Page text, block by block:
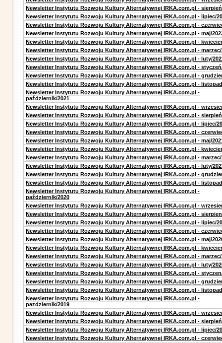
Newsletter Instytutu Rozwoju Kultury Alternatywnej IRKA.com.pl -
Newsletter Instytutu Rozwoju Kultury Alternatywnej IRKA.com.pl - lipiec/
Newsletter Instytutu Rozwoju Kultury Alternatywnej IRKA.com.pl -
Newsletter Instytutu Rozwoju Kultury Alternatywnej IRKA.com.pl - maj/
Newsletter Instytutu Rozwoju Kultury Alternatywnej IRKA.com.pl -
Newsletter Instytutu Rozwoju Kultury Alternatywnej IRKA.com.pl - marzec/
Newsletter Instytutu Rozwoju Kultury Alternatywnej IRKA.com.pl - luty/
Newsletter Instytutu Rozwoju Kultury Alternatywnej IRKA.com.pl -
Newsletter Instytutu Rozwoju Kultury Alternatywnej IRKA.com.pl -
Newsletter Instytutu Rozwoju Kultury Alternatywnej IRKA.com.pl -
Newsletter Instytutu Rozwoju Kultury Alternatywnej IRKA.com.pl -
październik/2021
Newsletter Instytutu Rozwoju Kultury Alternatywnej IRKA.com.pl -
Newsletter Instytutu Rozwoju Kultury Alternatywnej IRKA.com.pl -
Newsletter Instytutu Rozwoju Kultury Alternatywnej IRKA.com.pl - lipiec/
Newsletter Instytutu Rozwoju Kultury Alternatywnej IRKA.com.pl -
Newsletter Instytutu Rozwoju Kultury Alternatywnej IRKA.com.pl - maj/
Newsletter Instytutu Rozwoju Kultury Alternatywnej IRKA.com.pl -
Newsletter Instytutu Rozwoju Kultury Alternatywnej IRKA.com.pl - marzec/
Newsletter Instytutu Rozwoju Kultury Alternatywnej IRKA.com.pl - luty/
Newsletter Instytutu Rozwoju Kultury Alternatywnej IRKA.com.pl -
Newsletter Instytutu Rozwoju Kultury Alternatywnej IRKA.com.pl -
Newsletter Instytutu Rozwoju Kultury Alternatywnej IRKA.com.pl -
październik/2020
Newsletter Instytutu Rozwoju Kultury Alternatywnej IRKA.com.pl -
Newsletter Instytutu Rozwoju Kultury Alternatywnej IRKA.com.pl -
Newsletter Instytutu Rozwoju Kultury Alternatywnej IRKA.com.pl - lipiec/
Newsletter Instytutu Rozwoju Kultury Alternatywnej IRKA.com.pl -
Newsletter Instytutu Rozwoju Kultury Alternatywnej IRKA.com.pl - maj/
Newsletter Instytutu Rozwoju Kultury Alternatywnej IRKA.com.pl -
Newsletter Instytutu Rozwoju Kultury Alternatywnej IRKA.com.pl - marzec/
Newsletter Instytutu Rozwoju Kultury Alternatywnej IRKA.com.pl - luty/
Newsletter Instytutu Rozwoju Kultury Alternatywnej IRKA.com.pl -
Newsletter Instytutu Rozwoju Kultury Alternatywnej IRKA.com.pl -
Newsletter Instytutu Rozwoju Kultury Alternatywnej IRKA.com.pl -
Newsletter Instytutu Rozwoju Kultury Alternatywnej IRKA.com.pl -
pazdziernik/2019
Newsletter Instytutu Rozwoju Kultury Alternatywnej IRKA.com.pl -
Newsletter Instytutu Rozwoju Kultury Alternatywnej IRKA.com.pl -
Newsletter Instytutu Rozwoju Kultury Alternatywnej IRKA.com.pl - lipiec/
Newsletter Instytutu Rozwoju Kultury Alternatywnej IRKA.com.pl -